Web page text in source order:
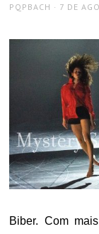
AUTHOR
PQPBACH
POSTED
7 DE
Biber. Com